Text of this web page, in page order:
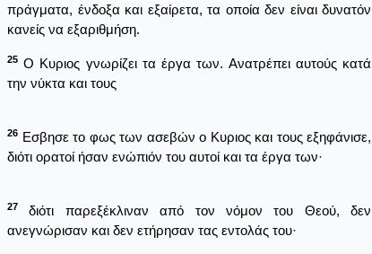
πράγματα, ένδοξα και εξαίρετα, τα οποία δεν είναι δυνατόν
κανείς να εξαριθμήση.
25 Ο Κυριος γνωρίζει τα έργα των. Ανατρέπει αυτούς κατά
την νύκτα και τους
26 Εσβησε το φως των ασεβών ο Κυριος και τους εξηφάνισε,
διότι ορατοί ήσαν ενώπιόν του αυτοί και τα έργα των·
27
διότι παρεξέκλιναν από τον νόμον του Θεού, δεν
ανεγνώρισαν και δεν ετήρησαν τας εντολάς του·